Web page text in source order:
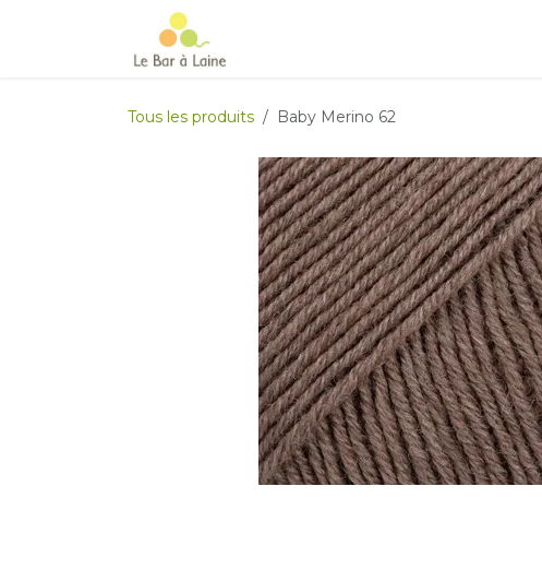
Se rendre au contenu
Tous les produits Baby Merino 62